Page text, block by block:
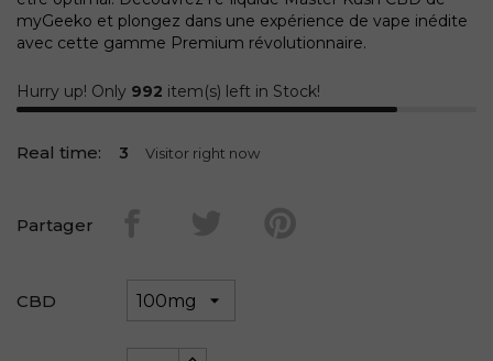
myGeeko et plongez dans une expérience de vape inédite
avec cette gamme Premium révolutionnaire.
Hurry up! Only 992 item(s) left in Stock!
Real time: 3 Visitor right now
Partager
CBD